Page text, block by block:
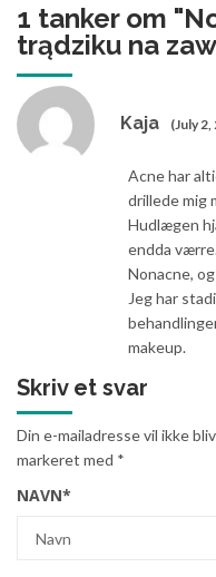
1 tanker om "
trądziku na
Kaja (July
Acne har
drillede mig
Hudlægen
endda
Nonacne,
Jeg har
makeup.
Skriv et svar
Din e-mailadresse vil ikke
markeret med *
NAVN*